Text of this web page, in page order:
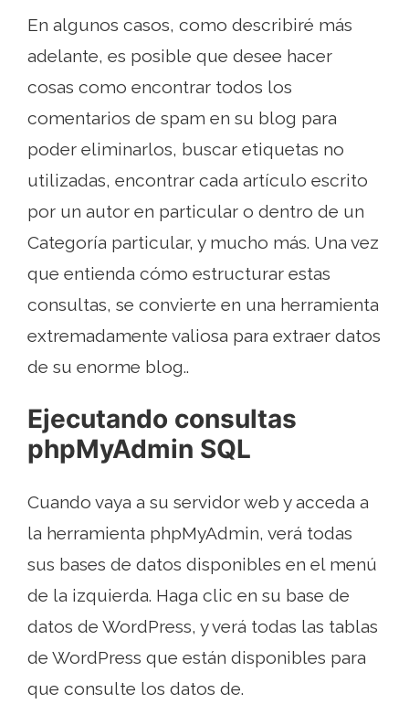
En algunos casos, como describiré más
adelante, es posible que desee hacer
cosas como encontrar todos los
comentarios de spam en su blog para
poder eliminarlos, buscar etiquetas no
utilizadas, encontrar cada artículo escrito
por un autor en particular o dentro de un
Categoría particular, y mucho más. Una vez
que entienda cómo estructurar estas
consultas, se convierte en una herramienta
extremadamente valiosa para extraer datos
de su enorme blog..
Ejecutando consultas
phpMyAdmin SQL
Cuando vaya a su servidor web y acceda a
la herramienta phpMyAdmin, verá todas
sus bases de datos disponibles en el menú
de la izquierda. Haga clic en su base de
datos de WordPress, y verá todas las tablas
de WordPress que están disponibles para
que consulte los datos de.